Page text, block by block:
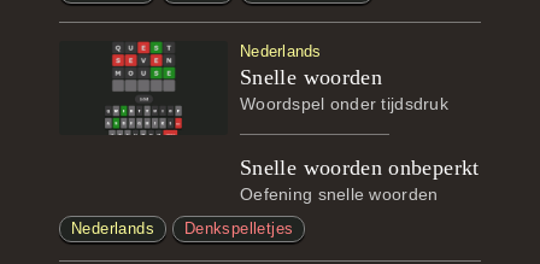
Nederlands
Snelle woorden
Woordspel onder tijdsdruk
Snelle woorden onbeperkt
Oefening snelle woorden
Nederlands Denkspelletjes